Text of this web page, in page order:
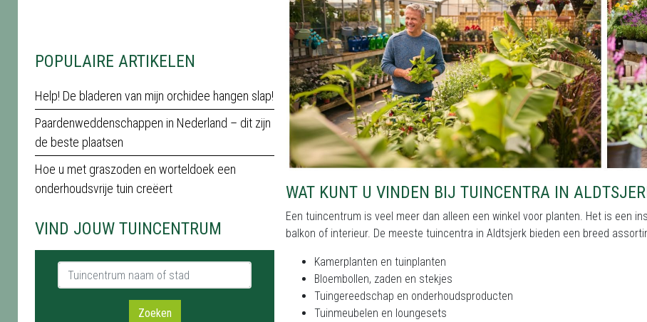
POPULAIRE ARTIKELEN
Help! De bladeren van mijn orchidee hangen slap!
Paardenweddenschappen in Nederland – dit zijn
de beste plaatsen
Hoe u met graszoden en worteldoek een
onderhoudsvrije tuin creëert
VIND JOUW TUINCENTRUM
Tuincentrum naam of stad
Zoeken
WAT KUNT U VINDEN BIJ TUINCENTRA IN
Een tuincentrum is veel meer dan alleen een winkel voor planten. Het is een
balkon of interieur. De meeste tuincentra in Aldtsjerk bieden een breed
Kamerplanten en tuinplanten
Bloembollen, zaden en stekjes
Tuingereedschap en onderhoudsproducten
Tuinmeubelen en loungesets